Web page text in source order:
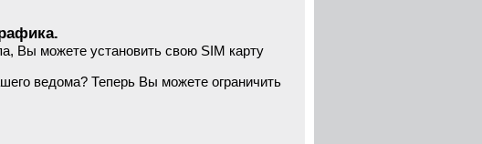
Вы можете установить свою SIM карту
ведома? Теперь Вы можете ограничить